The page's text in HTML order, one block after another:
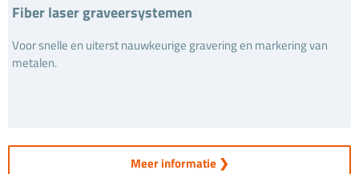
Fiber laser graveersystemen
Voor snelle en uiterst nauwkeurige gravering en markering van
metalen.
Meer informatie ❯